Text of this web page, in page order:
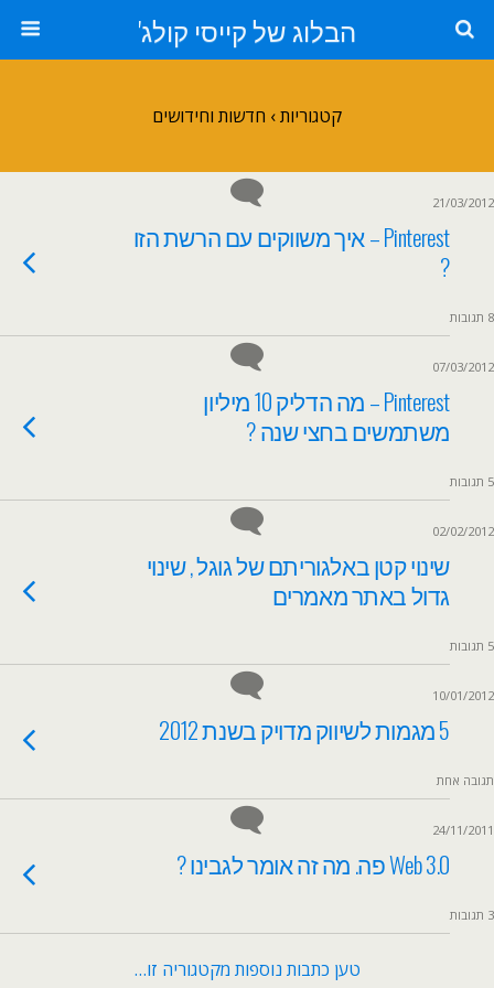
הבלוג של קייסי קולג'
קטגוריות › חדשות וחידושים
21/03/2012
Pinterest – איך משווקים עם הרשת הזו
?
8 תגובות
07/03/2012
Pinterest – מה הדליק 10 מיליון
משתמשים בחצי שנה ?
5 תגובות
02/02/2012
שינוי קטן באלגוריתם של גוגל , שינוי
גדול באתר מאמרים
5 תגובות
10/01/2012
5 מגמות לשיווק מדויק בשנת 2012
תגובה אחת
24/11/2011
Web 3.0 פה. מה זה אומר לגבינו ?
3 תגובות
טען כתבות נוספות מקטגוריה זו…